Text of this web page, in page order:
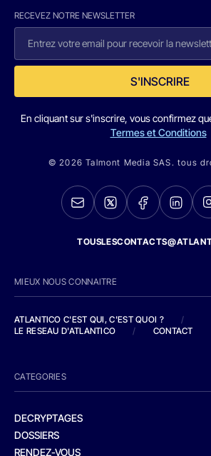
RECEVEZ NOTRE NEWSLETTER
S'INSCRIRE
En cliquant sur s'inscrire, vous confirmez
Termes et Conditions
© 2026 Talmont Media SAS. tous
MIEUX NOUS CONNAITRE
ATLANTICO C'EST QUI, C'EST QUOI ?
/
LE RESEAU D'ATLANTICO
/ CONTACT
CATEGORIES
DECRYPTAGES
DOSSIERS
RENDEZ-VOUS